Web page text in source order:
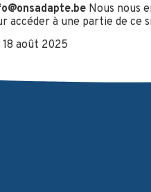
Nous nous
accéder à une partie de
18 août 2025